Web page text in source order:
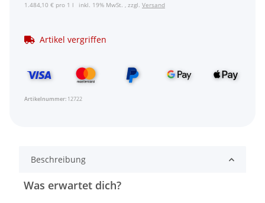
1.484,10 € pro 1 l inkl. 19% MwSt. , zzgl. Versand
Artikel vergriffen
Artikelnummer: 12722
Beschreibung
Was erwartet dich?